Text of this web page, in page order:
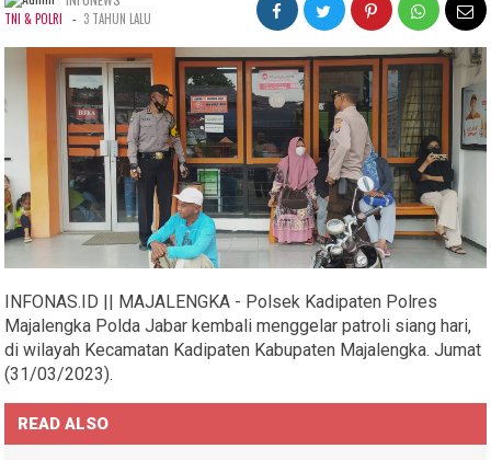
TNI & POLRI - 3 TAHUN LALU
INFONAS.ID || MAJALENGKA - Polsek Kadipaten Polres
Majalengka Polda Jabar kembali menggelar patroli siang hari,
di wilayah Kecamatan Kadipaten Kabupaten Majalengka. Jumat
(31/03/2023).
READ ALSO